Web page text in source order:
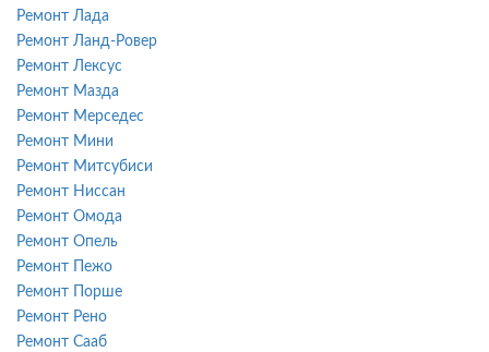
Ремонт Лада
Ремонт Ланд-Ровер
Ремонт Лексус
Ремонт Мазда
Ремонт Мерседес
Ремонт Мини
Ремонт Митсубиси
Ремонт Ниссан
Ремонт Омода
Ремонт Опель
Ремонт Пежо
Ремонт Порше
Ремонт Рено
Ремонт Сааб